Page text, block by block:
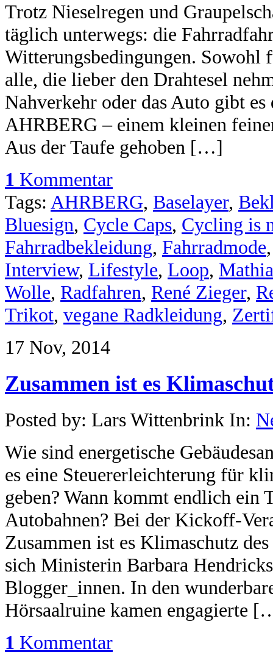
Trotz Nieselregen und
täglich unterwegs: die
Witterungsbedingungen. Sowohl
alle, die lieber den Drahtesel
Nahverkehr oder das Auto gibt
AHRBERG – einem kleinen
Aus der Taufe gehoben […]
1 Kommentar
Tags: AHRBERG, Baselayer,
Bluesign, Cycle Caps, Cycling is
Fahrradbekleidung, Fahrradmode
Interview, Lifestyle, Loop,
Wolle, Radfahren, René Zieger,
Trikot, vegane Radkleidung,
17 Nov, 2014
Zusammen ist es
Posted by: Lars Wittenbrink In:
Wie sind energetische
es eine Steuererleichterung für
geben? Wann kommt endlich ein
Autobahnen? Bei der Kickoff-
Zusammen ist es Klimaschutz
sich Ministerin Barbara
Blogger_innen. In den
Hörsaalruine kamen engagierte
1 Kommentar